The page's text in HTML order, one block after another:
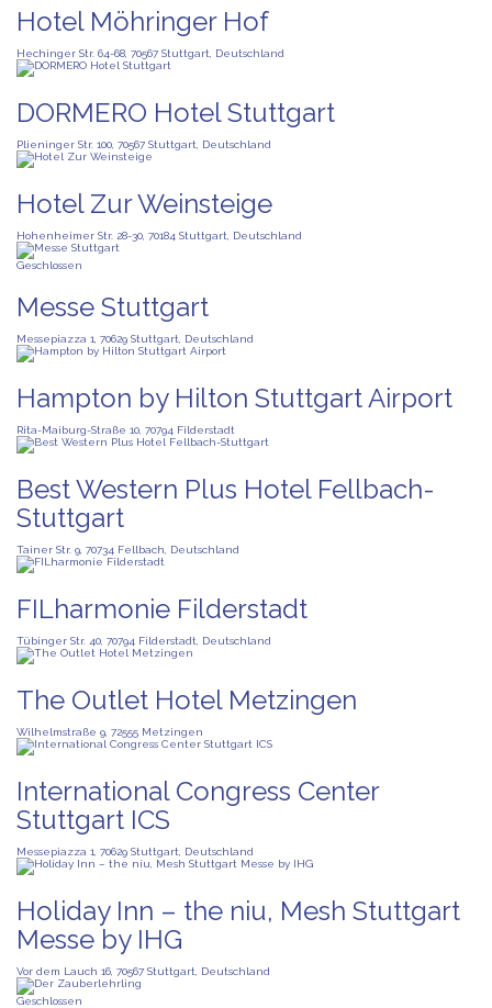
Hotel Möhringer Hof
Hechinger Str. 64-68, 70567 Stuttgart, Deutschland
DORMERO Hotel Stuttgart
Plieninger Str. 100, 70567 Stuttgart, Deutschland
Hotel Zur Weinsteige
Hohenheimer Str. 28-30, 70184 Stuttgart, Deutschland
Geschlossen
Messe Stuttgart
Messepiazza 1, 70629 Stuttgart, Deutschland
Hampton by Hilton Stuttgart Airport
Rita-Maiburg-Straße 10, 70794 Filderstadt
Best Western Plus Hotel Fellbach-
Stuttgart
Tainer Str. 9, 70734 Fellbach, Deutschland
FILharmonie Filderstadt
Tübinger Str. 40, 70794 Filderstadt, Deutschland
The Outlet Hotel Metzingen
Wilhelmstraße 9, 72555 Metzingen
International Congress Center
Stuttgart ICS
Messepiazza 1, 70629 Stuttgart, Deutschland
Holiday Inn – the niu, Mesh Stuttgart
Messe by IHG
Vor dem Lauch 16, 70567 Stuttgart, Deutschland
Geschlossen